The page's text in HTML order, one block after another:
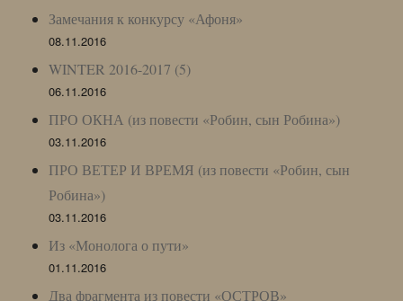
Замечания к конкурсу «Афоня»
08.11.2016
WINTER 2016-2017 (5)
06.11.2016
ПРО ОКНА (из повести «Робин, сын Робина»)
03.11.2016
ПРО ВЕТЕР И ВРЕМЯ (из повести «Робин, сын
Робина»)
03.11.2016
Из «Монолога о пути»
01.11.2016
Два фрагмента из повести «ОСТРОВ»